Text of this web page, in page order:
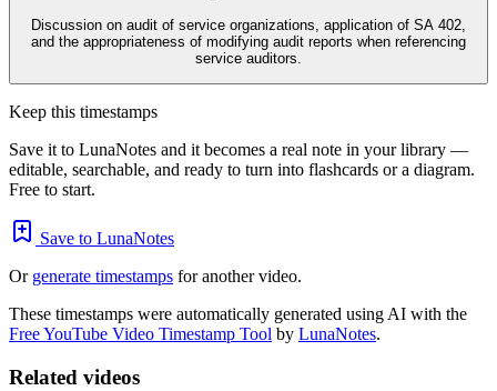
Discussion on audit of service organizations, application of SA 402,
and the appropriateness of modifying audit reports when referencing
service auditors.
Keep this timestamps
Save it to LunaNotes and it becomes a real note in your library —
editable, searchable, and ready to turn into flashcards or a diagram.
Free to start.
Save to LunaNotes
Or generate timestamps for another video.
These timestamps were automatically generated using AI with the
Free YouTube Video Timestamp Tool by LunaNotes.
Related videos